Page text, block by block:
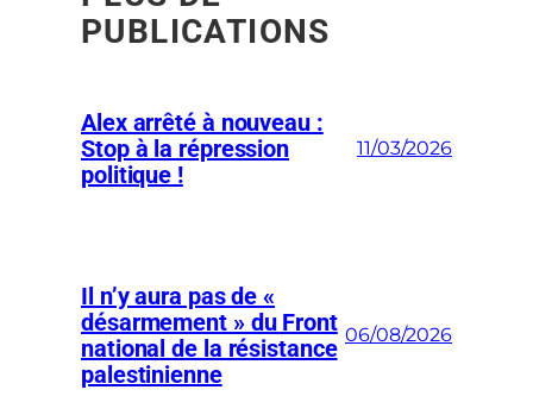
PUBLICATIONS
Alex arrêté à nouveau :
Stop à la répression
politique !
11/03/2026
Il n’y aura pas de «
désarmement » du Front
national de la résistance
palestinienne
06/08/2026